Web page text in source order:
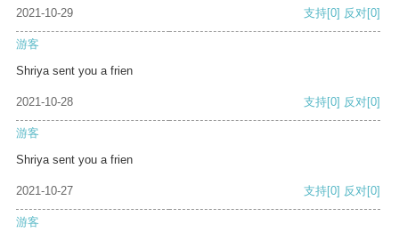
2021-10-29 支持[0] 反对[0]
游客
Shriya sent you a frien
2021-10-28 支持[0] 反对[0]
游客
Shriya sent you a frien
2021-10-27 支持[0] 反对[0]
游客